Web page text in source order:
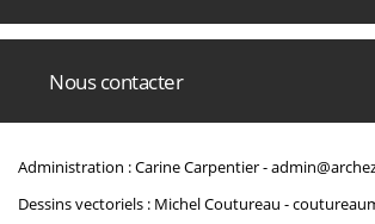
Nous contacter
Administration : Carine Carpentier -
Dessins vectoriels : Michel Coutureau -